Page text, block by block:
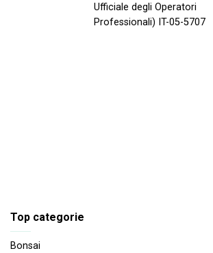
Ufficiale degli Operatori
Professionali) IT-05-5707
Top categorie
Bonsai